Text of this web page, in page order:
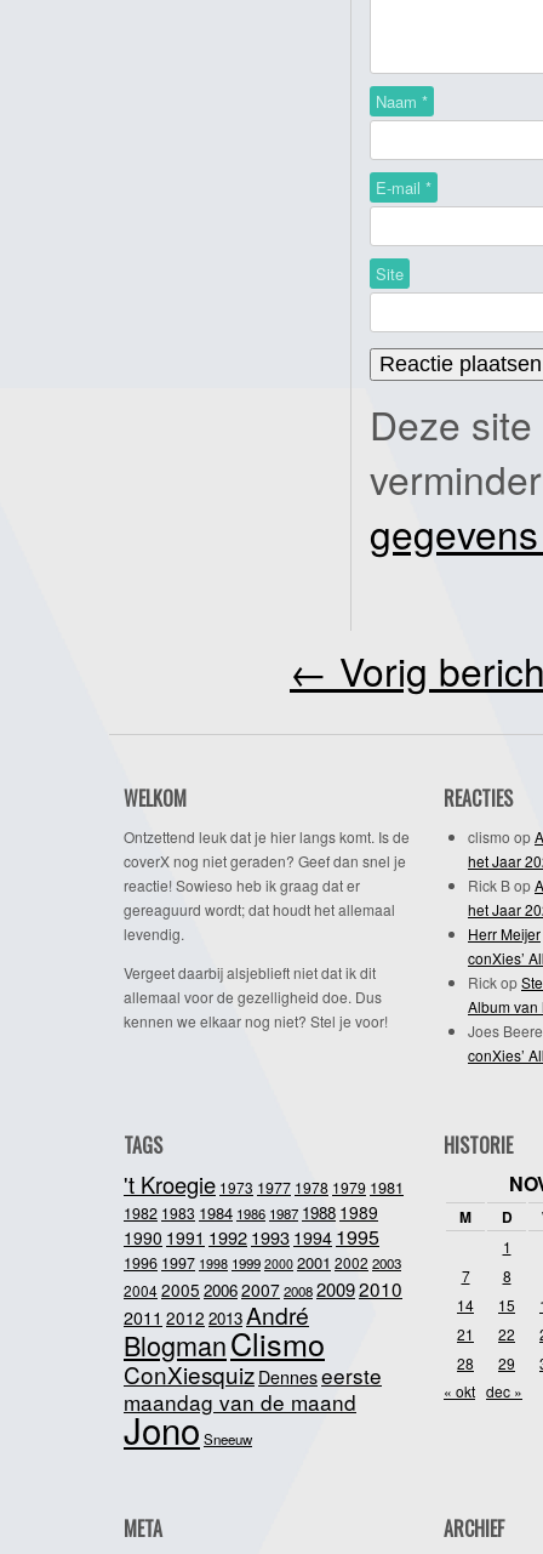
Naam *
E-mail *
Site
Deze
← Vorig
WELKOM
Ontzettend leuk dat je hier langs komt. Is de
coverX nog niet geraden? Geef dan snel je
reactie! Sowieso heb ik graag dat er
gereaguurd wordt; dat houdt het allemaal
levendig.
Vergeet daarbij alsjeblieft niet dat ik dit
allemaal voor de gezelligheid doe. Dus
kennen we elkaar nog niet? Stel je voor!
REACTIES
clismo op
het Jaar
Rick Bop
het Jaar
Herr Meijer
conXies’
Rickop
Album van
Joes
conXies’
TAGS
't Kroegie 1973 1977 1978 1979 1981
1982 1983 1984 1986 1987 1988 1989
1990 1991 19921993 1994 1995
1996 1997 1998 1999 2000 2001 2002 2003
20042005 20062007200820092010
2011 2012 2013André
BlogmanClismo
ConXiesquiz Denneseerste
maandag van de maand
JonoSneeuw
HISTORIE
M D
1
7
8
14
15
21
22
28
29
« okt dec »
META ARCHIEF